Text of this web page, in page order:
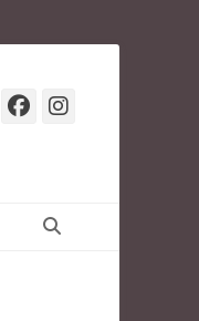
Facebook